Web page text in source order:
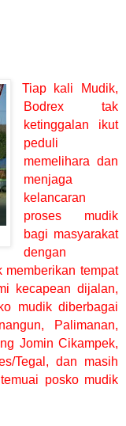
Tiap kali Mudik,
Bodrex tak
ketinggalan ikut
peduli
memelihara dan
menjaga
kelancaran
proses mudik
bagi masyarakat
dengan
memberikan tempat
kecapean dijalan,
mudik diberbagai
Palimanan,
Jomin Cikampek,
Tegal, dan masih
posko mudik